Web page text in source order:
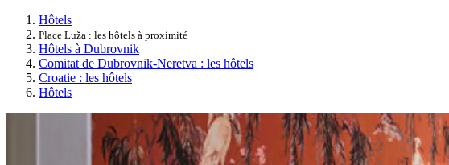
Hôtels
Place Luža : les hôtels à proximité
Hôtels à Dubrovnik
Comitat de Dubrovnik-Neretva : les hôtels
Croatie : les hôtels
Hôtels